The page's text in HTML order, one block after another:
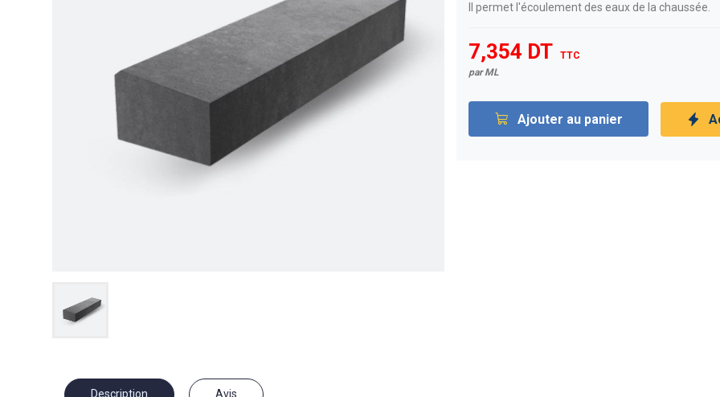
Il permet l'écoulement des eaux de la chaussée.
7,354 DT
TTC
par ML
Ajouter au panier
Description Avis